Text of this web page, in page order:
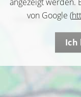
von Google (
Ich